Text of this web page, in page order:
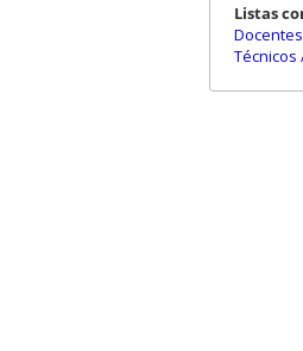
Listas
Docentes
Técnicos